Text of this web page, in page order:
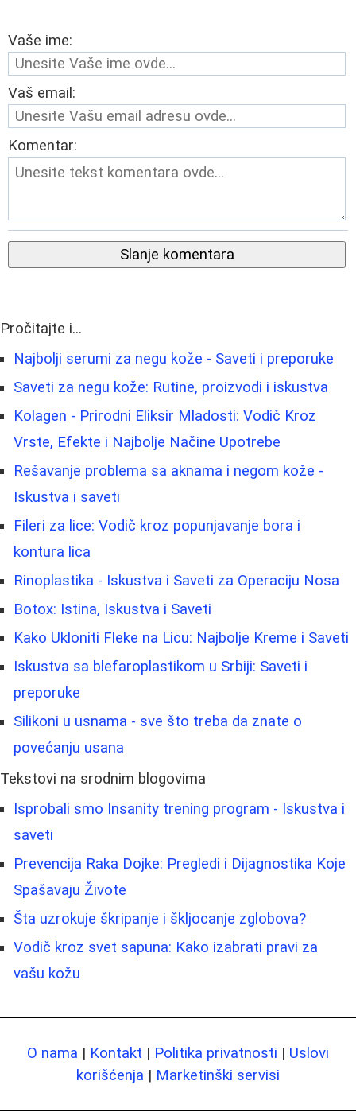
Vaše ime:
Vaš email:
Komentar:
Slanje komentara
Pročitajte i...
Najbolji serumi za negu kože - Saveti i preporuke
Saveti za negu kože: Rutine, proizvodi i iskustva
Kolagen - Prirodni Eliksir Mladosti: Vodič Kroz
Vrste, Efekte i Najbolje Načine Upotrebe
Rešavanje problema sa aknama i negom kože -
Iskustva i saveti
Fileri za lice: Vodič kroz popunjavanje bora i
kontura lica
Rinoplastika - Iskustva i Saveti za Operaciju Nosa
Botox: Istina, Iskustva i Saveti
Kako Ukloniti Fleke na Licu: Najbolje Kreme i Saveti
Iskustva sa blefaroplastikom u Srbiji: Saveti i
preporuke
Silikoni u usnama - sve što treba da znate o
povećanju usana
Tekstovi na srodnim blogovima
Isprobali smo Insanity trening program - Iskustva i
saveti
Prevencija Raka Dojke: Pregledi i Dijagnostika Koje
Spašavaju Živote
Šta uzrokuje škripanje i škljocanje zglobova?
Vodič kroz svet sapuna: Kako izabrati pravi za
vašu kožu
O nama | Kontakt | Politika privatnosti | Uslovi
korišćenja | Marketinški servisi